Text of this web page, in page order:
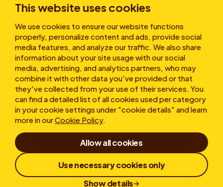
This website uses cookies
We use cookies to ensure our website functions
properly, personalize content and ads, provide social
media features, and analyze our traffic. We also share
information about your site usage with our social
media, advertising, and analytics partners, who may
combine it with other data you've provided or that
they've collected from your use of their services. You
can find a detailed list of all cookies used per category
in your cookie settings under "cookie details" and learn
more in ourCookie Policy.
Allow all cookies
Use necessary cookies only
Show details
Storie
Chi siamo
Condizioni d'uso
Dichiarazione sulla privacy
CookiesWhistleblowerResponsible Disclosure